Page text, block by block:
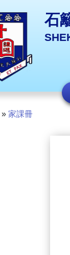
石
» 家課冊